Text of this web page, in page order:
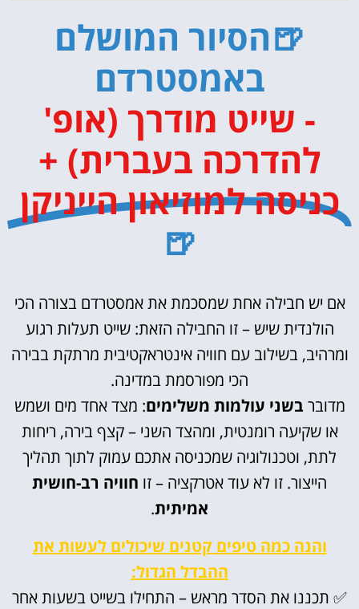
🍺הסיור המושלם
באמסטרדם
- שייט מודרך (אופ'
להדרכה בעברית) +
כניסה למוזיאון הייניקן
🍺
אם יש חבילה אחת שמסכמת את אמסטרדם בצורה הכי
הולנדית שיש – זו החבילה הזאת: שייט תעלות רגוע
ומרהיב, בשילוב עם חוויה אינטראקטיבית מרתקת בבירה
הכי מפורסמת במדינה.
מדובר בשני עולמות משלימים: מצד אחד מים ושמש
או שקיעה רומנטית, ומהצד השני – קצף בירה, ריחות
לתת, וטכנולוגיה שמכניסה אתכם עמוק לתוך תהליך
הייצור. זו לא עוד אטרקציה – זו חוויה רב-חושית
אמיתית.
והנה כמה טיפים קטנים שיכולים לעשות את
ההבדל הגדול:
✅ תכננו את הסדר מראש – התחילו בשייט בשעות אחר